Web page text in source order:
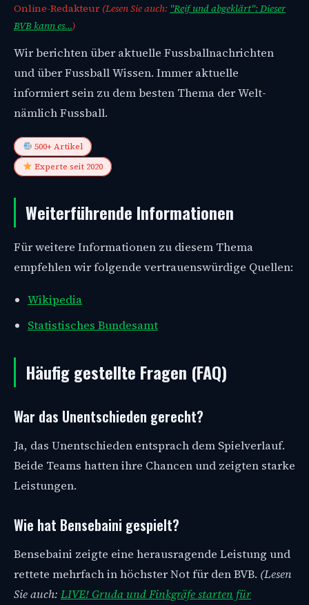
Online-Redakteur (Lesen Sie auch: "Reif und abgeklärt": Dieser
BVB kann es…)
Wir berichten über aktuelle Fussballnachrichten
und über Fussball Wissen. Immer aktuelle
informiert sein zu dem besten Thema der Welt-
nämlich Fussball.
500+ Artikel
Experte seit 2020
Weiterführende Informationen
Für weitere Informationen zu diesem Thema
empfehlen wir folgende vertrauenswürdige Quellen:
Wikipedia
Statistisches Bundesamt
Häufig gestellte Fragen (FAQ)
War das Unentschieden gerecht?
Ja, das Unentschieden entsprach dem Spielverlauf.
Beide Teams hatten ihre Chancen und zeigten starke
Leistungen.
Wie hat Bensebaini gespielt?
Bensebaini zeigte eine herausragende Leistung und
rettete mehrfach in höchster Not für den BVB. (Lesen
Sie auch: LIVE! Gruda und Finkgräfe starten für